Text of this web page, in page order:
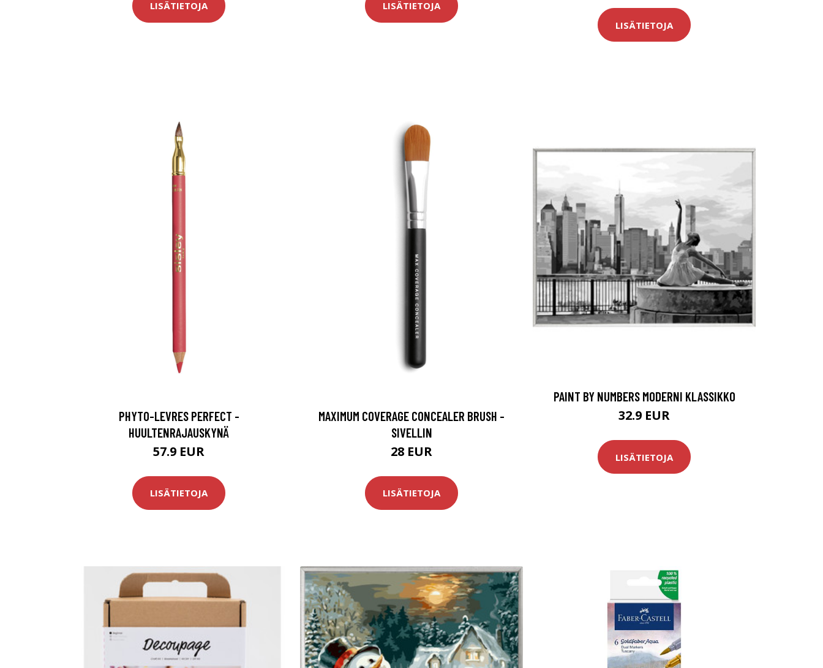
LISÄTIETOJA LISÄTIETOJA
LISÄTIETOJA
PHYTO-LEVRES PERFECT -
HUULTENRAJAUSKYNÄ
57.9 EUR
LISÄTIETOJA
MAXIMUM COVERAGE CONCEALER BRUSH -
SIVELLIN
28 EUR
LISÄTIETOJA
PAINT BY NUMBERS MODERNI KLASSIKKO
32.9 EUR
LISÄTIETOJA